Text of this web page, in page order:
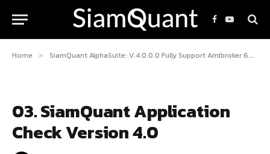
Facebook
YouTube
Home » SiamQuant AlphaSuite: V.4.0.0.0 Fully Support Amibroker 6.3 – Release 23.Jun.2018
03. SiamQuant Application
Check Version 4.0